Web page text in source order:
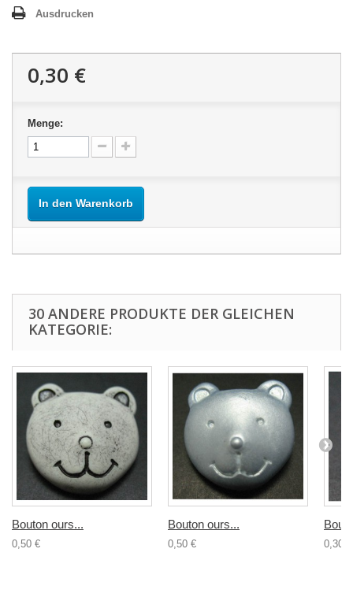
Ausdrucken
0,30 €
Menge:
In den Warenkorb
30 ANDERE PRODUKTE DER GLEICHEN
KATEGORIE:
Bouton ours...
0,50 €
Bouton ours...
0,50 € 0,30 €